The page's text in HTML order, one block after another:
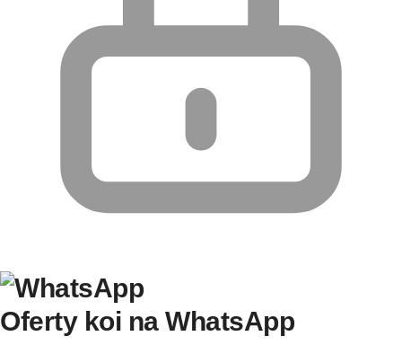
Oferty koi na WhatsApp